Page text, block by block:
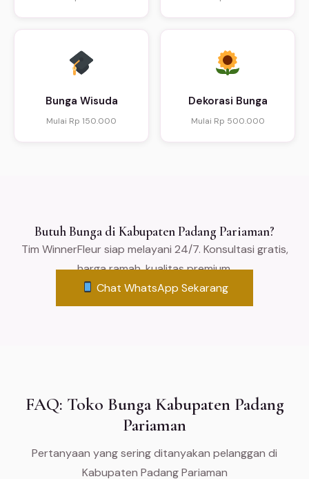
Bunga Wisuda
Mulai Rp 150.000
Dekorasi Bunga
Mulai Rp 500.000
Butuh Bunga di Kabupaten Padang Pariaman?
Tim WinnerFleur siap melayani 24/7. Konsultasi gratis,
harga ramah, kualitas premium.
Chat WhatsApp Sekarang
FAQ: Toko Bunga Kabupaten Padang
Pariaman
Pertanyaan yang sering ditanyakan pelanggan di
Kabupaten Padang Pariaman